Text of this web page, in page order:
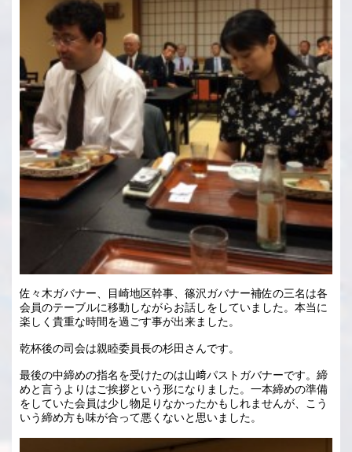
佐々木ガバナー、目崎地区幹事、篠沢ガバナー補佐の三名は各
会員のテーブルに移動しながらお話しをしていました。本当に
楽しく貴重な時間を過ごす事が出来ました。
乾杯後の司会は親睦委員長の杉田さんです。
最後の中締めの指名を受けたのは山﨑パストガバナーです。締
めと言うよりはご挨拶という形になりました。一本締めの準備
をしていた会員は少し物足りなかったかもしれませんが、こう
いう締め方も味が合って悪くないと思いました。